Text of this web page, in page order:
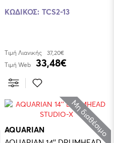
ΚΩΔΙΚΟΣ: TCS2-13
Τιμή Λιανικής
37,20€
Τιμή Web
33,48€
Μη διαθέσιμο
AQUARIAN